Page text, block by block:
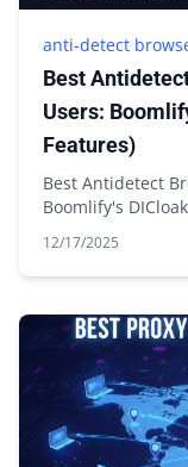
anti-detect
Best
Users:
Features)
Best Antidetect
Boomlify's
12/17/2025